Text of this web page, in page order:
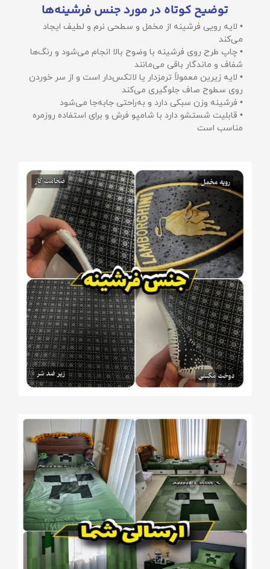
توضیح کوتاه در مورد جنس فرشینه‌ها
• لایه رویی فرشینه از مخمل و سطحی نرم و لطیف ایجاد
می‌کند
• چاپ طرح روی فرشینه با وضوح بالا انجام می‌شود و رنگ‌ها
شفاف و ماندگار باقی می‌مانند
• لایه زیرین معمولاً ترمزدار یا لاتکس‌دار است و از سر خوردن
روی سطوح صاف جلوگیری می‌کند
• فرشینه وزن سبکی دارد و به‌راحتی جابه‌جا می‌شود
• قابلیت شستشو دارد با شامپو فرش و برای استفاده روزمره
مناسب است